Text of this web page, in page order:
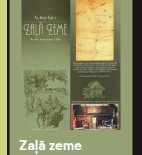
Zaļā zeme